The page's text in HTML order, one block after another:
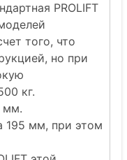
PROLIFT
того, что
но при
кг.
мм.
195 мм, при этом